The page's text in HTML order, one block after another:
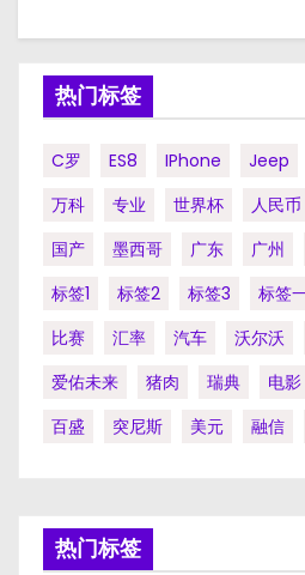
热门标签
C罗 ES8 IPhone Jeep
万科
专业 世界杯 人民币
国产
墨西哥 广东 广州
标签1
标签2 标签3 标签
比赛
汇率 汽车 沃尔沃
爱佑未来
猪肉 瑞典 电影
百盛
突尼斯 美元 融信
热门标签